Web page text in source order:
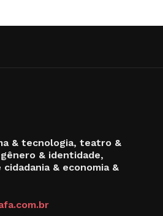
& tecnologia, teatro &
& identidade,
& economia &